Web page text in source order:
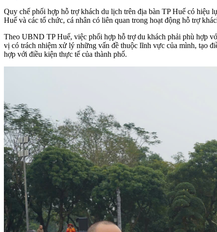
Quy chế phối hợp hỗ trợ khách du lịch trên địa bàn TP Huế có hiệu
Huế và các tổ chức, cá nhân có liên quan trong hoạt động hỗ trợ
Theo UBND TP Huế, việc phối hợp hỗ trợ du khách phải phù hợp
vị có trách nhiệm xử lý những vấn đề thuộc lĩnh vực của mình, tạo
hợp với điều kiện thực tế của thành phố.